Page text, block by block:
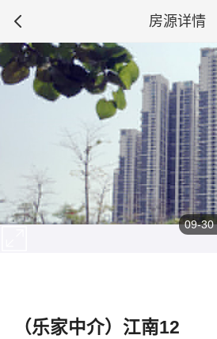
房源详情
（乐家中介）江南12
09-30